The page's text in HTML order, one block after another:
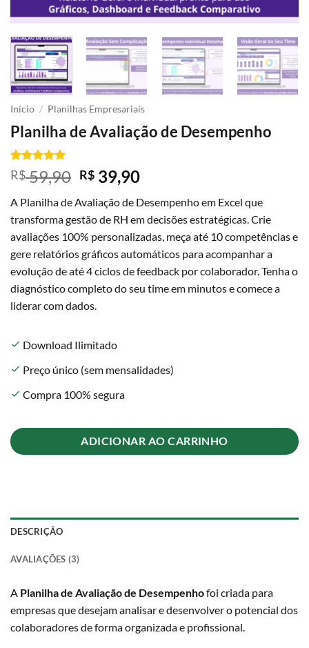
Início / Planilhas Empresariais
Planilha de Avaliação de Desempenho
Avaliado
como5de
baseado em
3
avaliações
de clientes
R$59,90 O
preço
original
era:
R$ 59,90.
R$ 39,90O
atual
é:
R$ 39,90.
A Planilha de Avaliação de Desempenho em Excel que
transforma gestão de RH em decisões estratégicas. Crie
avaliações 100% personalizadas, meça até 10 competências e
gere relatórios gráficos automáticos para acompanhar a
evolução de até 4 ciclos de feedback por colaborador. Tenha o
diagnóstico completo do seu time em minutos e comece a
liderar com dados.
check Download Ilimitado
check Preço único (sem mensalidades)
check Compra 100% segura
ADICIONAR AO CARRINHO
DESCRIÇÃO
AVALIAÇÕES (3)
A Planilha de Avaliação de Desempenhofoi criada para
empresas que desejam analisar e desenvolver o potencial dos
colaboradores de forma organizada e profissional.